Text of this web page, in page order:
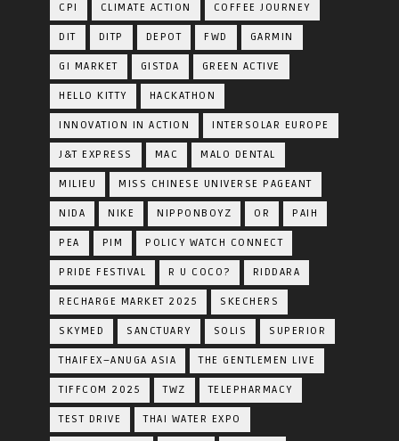
CPI CLIMATE ACTION COFFEE JOURNEY
DIT DITP DEPOT FWD GARMIN
GI MARKET GISTDA GREEN ACTIVE
HELLO KITTY HACKATHON
INNOVATION IN ACTION INTERSOLAR EUROPE
J&T EXPRESS MAC MALO DENTAL
MILIEU MISS CHINESE UNIVERSE PAGEANT
NIDA NIKE NIPPONBOYZ OR PAIH
PEA PIM POLICY WATCH CONNECT
PRIDE FESTIVAL R U COCO? RIDDARA
RECHARGE MARKET 2025 SKECHERS
SKYMED SANCTUARY SOLIS SUPERIOR
THAIFEX–ANUGA ASIA THE GENTLEMEN LIVE
TIFFCOM 2025 TWZ TELEPHARMACY
TEST DRIVE THAI WATER EXPO